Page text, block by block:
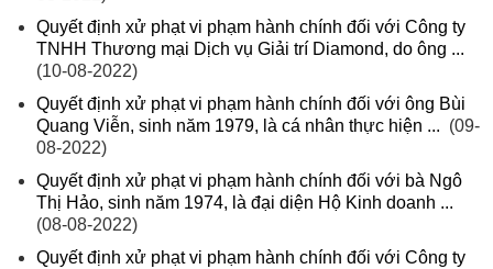
Quyết định xử phạt vi phạm hành chính đối với Công ty
TNHH Thương mại Dịch vụ Giải trí Diamond, do ông ...
(10-08-2022)
Quyết định xử phạt vi phạm hành chính đối với ông Bùi
Quang Viễn, sinh năm 1979, là cá nhân thực hiện ... (09-
08-2022)
Quyết định xử phạt vi phạm hành chính đối với bà Ngô
Thị Hảo, sinh năm 1974, là đại diện Hộ Kinh doanh ...
(08-08-2022)
Quyết định xử phạt vi phạm hành chính đối với Công ty